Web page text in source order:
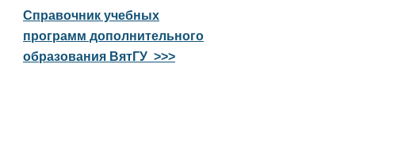
Справочник учебных
программ дополнительного
образования ВятГУ >>>